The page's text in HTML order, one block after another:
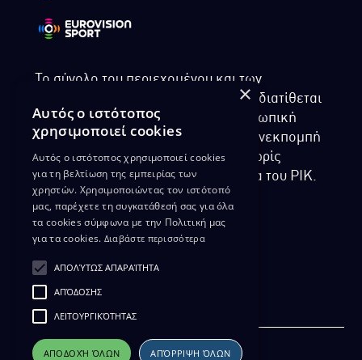
Το σύνολο του περιεχομένου και των
υπηρεσιών της ιστοσελίδας του ΡΙΚ διατίθεται
στους επισκέπτες αυστηρά για προσωπική
χρήση. Απαγορεύεται η χρήση ή επανεκπομπή
του, σε οποιοδήποτε μορφή, με ή χωρίς
επεξεργασία και χωρίς γραπτή άδεια του ΡΙΚ.
ΔΙΚΑΙΩΜΑ ΠΡΟΣΤΑΣΙΑΣ ΔΕΔΟΜΕΝΩΝ
ΔΙΑΘΕΣΗ ΑΡΧΕΙΑΚΟΥ ΥΛΙΚΟΥ
ΠΟΛΙΤΙΚΗ ΑΠΟΡΡΗΤΟΥ EUROVISION
×
Αυτός ο ιστότοπος
χρησιμοποιεί cookies
Αυτός ο ιστότοπος χρησιμοποιεί cookies
για τη βελτίωση της εμπειρίας των
χρηστών. Χρησιμοποιώντας τον ιστότοπό
μας, παρέχετε τη συγκατάθεσή σας για όλα
τα cookies σύμφωνα με την Πολιτική μας
για τα cookies. Διαβάστε περισσότερα
ΑΠΟΛΎΤΩΣ ΑΠΑΡΑΊΤΗΤΑ
ΑΠΌΔΟΣΗΣ
ΛΕΙΤΟΥΡΓΙΚΌΤΗΤΑΣ
ΑΠΟΔΟΧΉ ΌΛΩΝ ΑΠΌΡΡΙΨΗ ΌΛΩΝ